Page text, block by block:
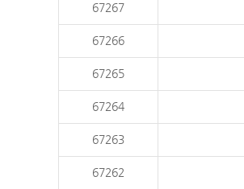
67267
67266
67265
67264
67263
67262